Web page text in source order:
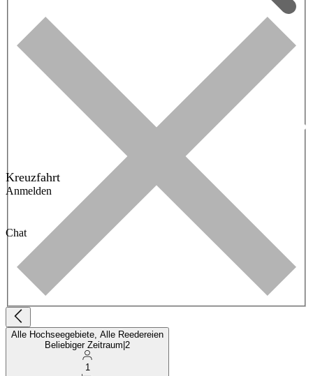
Kreuzfahrt
Anmelden
Chat
Alle Hochseegebiete, Alle Reedereien
Beliebiger Zeitraum 2
1